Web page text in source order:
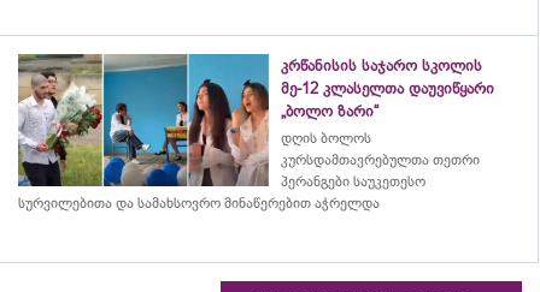
კრწანისის საჯარო სკოლის
მე-12 კლასელთა დაუვიწყარი
„ბოლო ზარი“
დღის ბოლოს
კურსდამთავრებულთა თეთრი
პერანგები საუკეთესო
სურვილებითა და სამახსოვრო მინაწერებით აჭრელდა